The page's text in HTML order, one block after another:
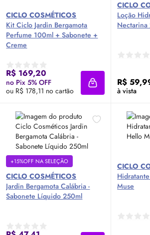
CICLO COSMÉTICOS
Kit Ciclo Jardin Bergamota
Perfume 100ml + Sabonete +
Creme
R$ 169,20
no Pix 5% OFF
ou R$ 178,11 no cartão
Adicionar à sacola
CICLO
Loção
Nectarina
R$
à vista
+15%OFF NA SELEÇÃO
CICLO COSMÉTICOS
Jardin Bergamota Calábria -
Sabonete Líquido 250ml
CICLO
Muse